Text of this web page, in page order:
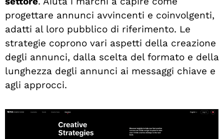
progettare annunci avvincenti e coinvolgenti,
adatti al loro pubblico di riferimento. Le
strategie coprono vari aspetti della creazione
degli annunci, dalla scelta del formato e della
lunghezza degli annunci ai messaggi chiave e
agli approcci.